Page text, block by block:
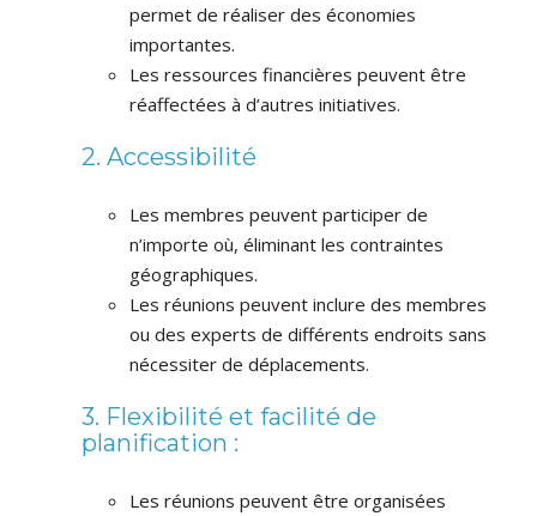
permet de réaliser des économies
importantes.
Les ressources financières peuvent être
réaffectées à d’autres initiatives.
2. Accessibilité
Les membres peuvent participer de
n’importe où, éliminant les contraintes
géographiques.
Les réunions peuvent inclure des membres
ou des experts de différents endroits sans
nécessiter de déplacements.
3. Flexibilité et facilité de
planification :
Les réunions peuvent être organisées